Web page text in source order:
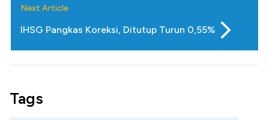
Next Article
IHSG Pangkas Koreksi, Ditutup Turun 0,55%
Tags